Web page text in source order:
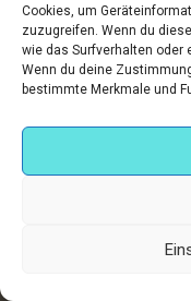
Cookies, um
zuzugreifen. Wenn du
wie das Surfverhalten oder
Wenn du deine
bestimmte Merkmale und